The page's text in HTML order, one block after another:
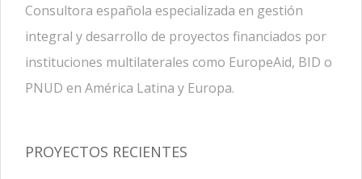
Consultora española especializada en gestión
integral y desarrollo de proyectos financiados por
instituciones multilaterales como EuropeAid, BID o
PNUD en América Latina y Europa.
PROYECTOS RECIENTES